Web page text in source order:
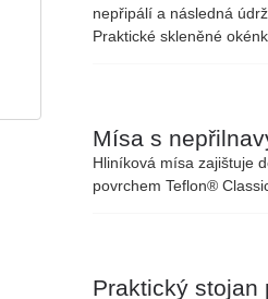
nepřipálí a následná
Praktické skleněné
Mísa s
Hliníková mísa zajištuje
povrchem Teflon®
Praktický stojan